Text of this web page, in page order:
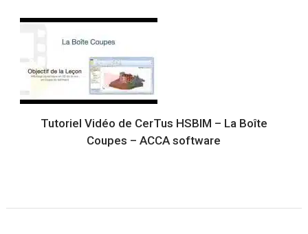
Tutoriel Vidéo de CerTus HSBIM – La Boîte
Coupes – ACCA software